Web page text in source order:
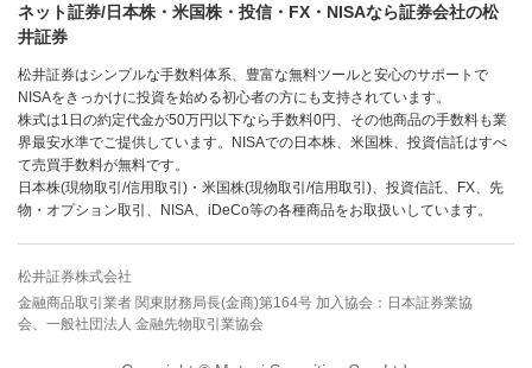
ネット証券/日本株・米国株・投信・FX・NISAなら証券会社の松
井証券
松井証券はシンプルな手数料体系、豊富な無料ツールと安心のサポートで
NISAをきっかけに投資を始める初心者の方にも支持されています。
株式は1日の約定代金が50万円以下なら手数料0円、その他商品の手数料も業
界最安水準でご提供しています。NISAでの日本株、米国株、投資信託はすべ
て売買手数料が無料です。
日本株(現物取引/信用取引)・米国株(現物取引/信用取引)、投資信託、FX、先
物・オプション取引、NISA、iDeCo等の各種商品をお取扱いしています。
松井証券株式会社
金融商品取引業者 関東財務局長(金商)第164号 加入協会：日本証券業協
会、一般社団法人 金融先物取引業協会